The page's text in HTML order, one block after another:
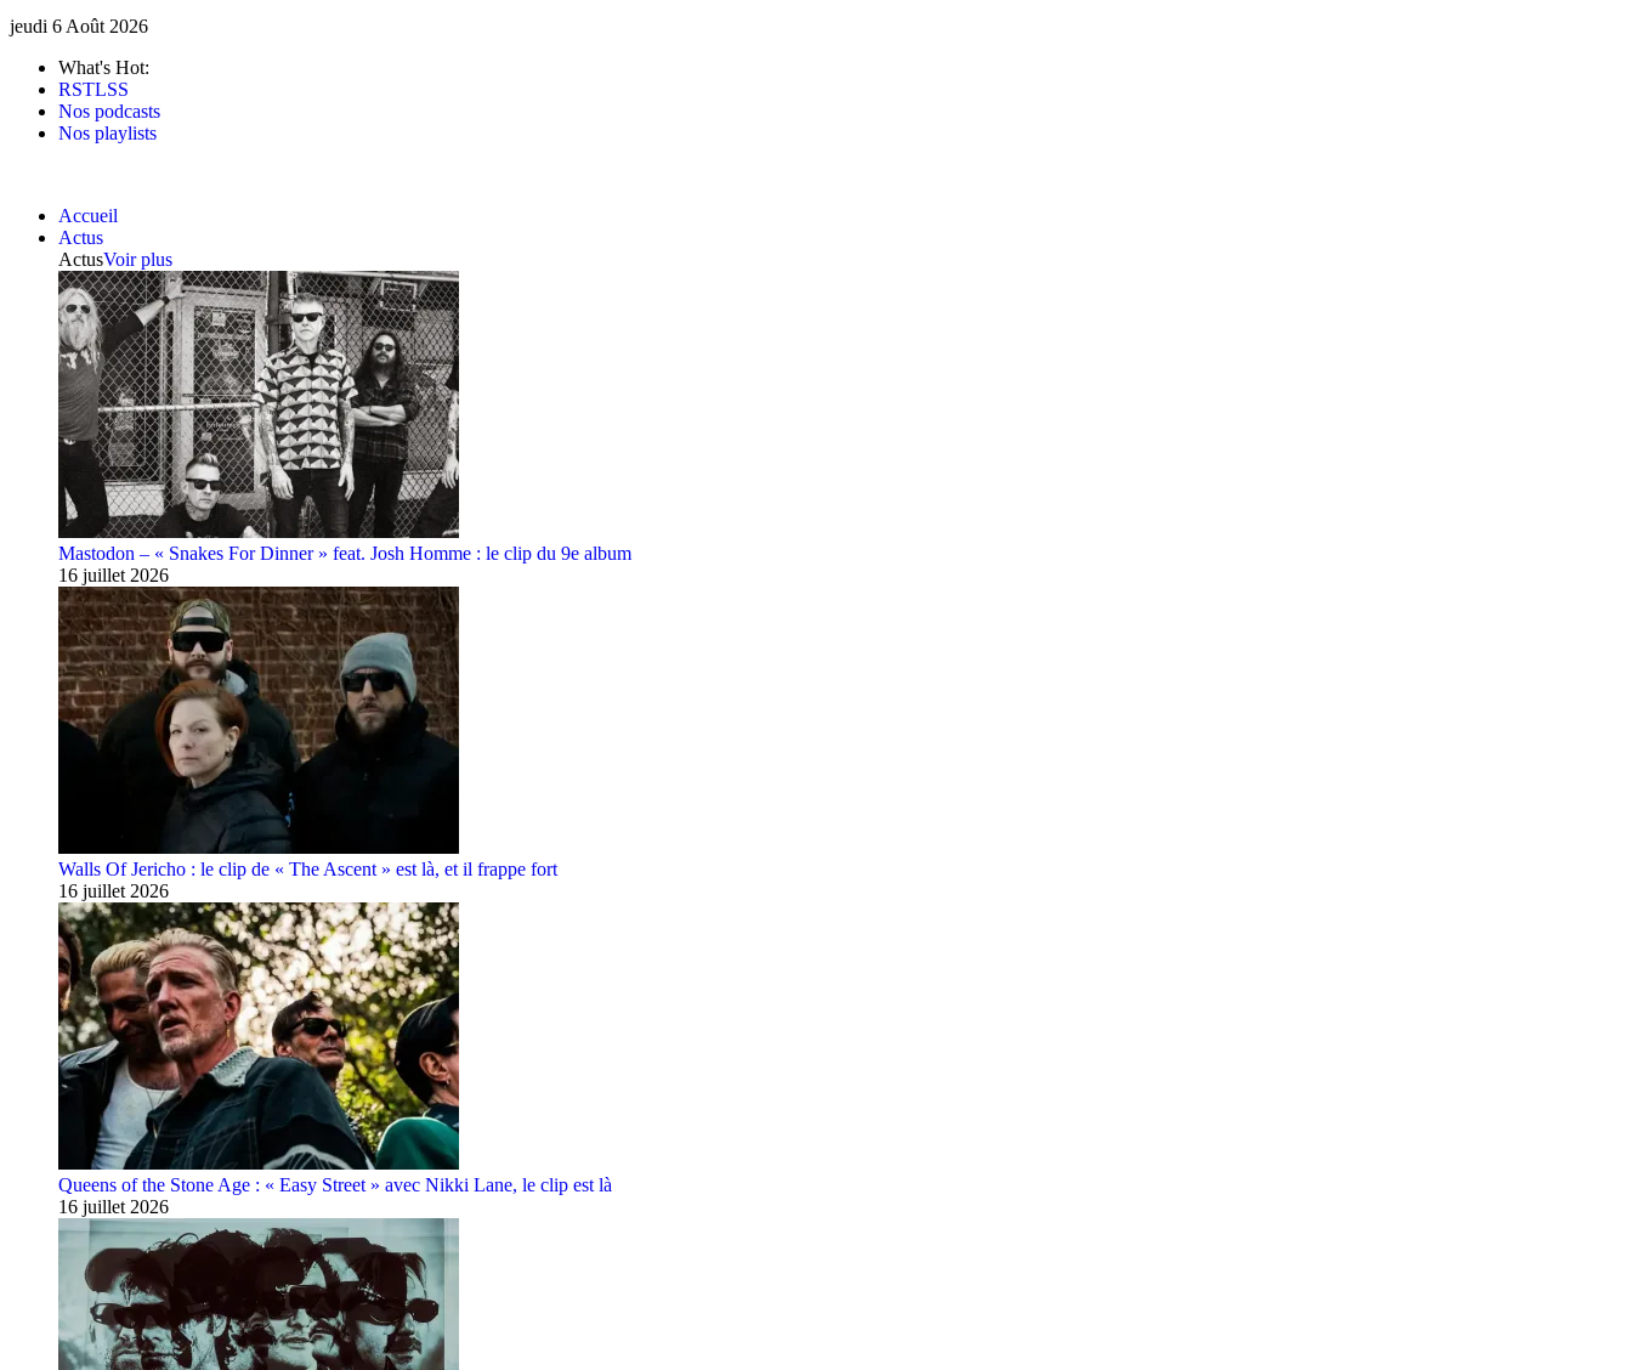
jeudi 6 Août 2026
What's Hot:
RSTLSS
Nos podcasts
Nos playlists
Accueil
Actus
ActusVoir plus
Mastodon – « Snakes For Dinner » feat. Josh Homme : le clip du 9e album
16 juillet 2026
Walls Of Jericho : le clip de « The Ascent » est là, et il frappe fort
16 juillet 2026
Queens of the Stone Age : « Easy Street » avec Nikki Lane, le clip est là
16 juillet 2026